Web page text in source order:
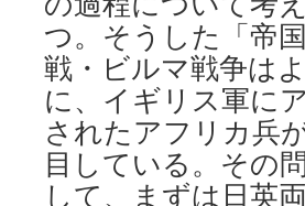
つ。そうした「帝
戦・ビルマ戦争は
に、イギリス軍に
されたアフリカ兵
目している。その
して、まずは日英